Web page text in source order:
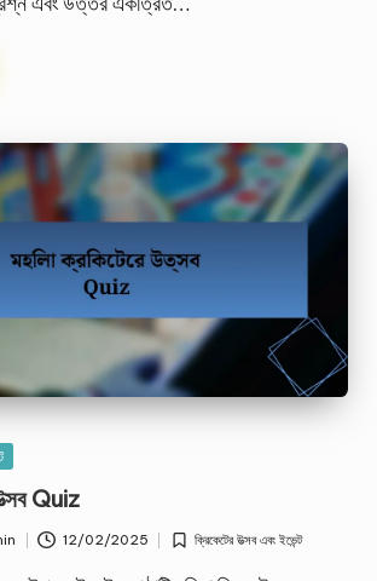
Quiz
12/02/2025
Posted
in
ক্রিকেটের উত্সব এবং ইভেন্ট